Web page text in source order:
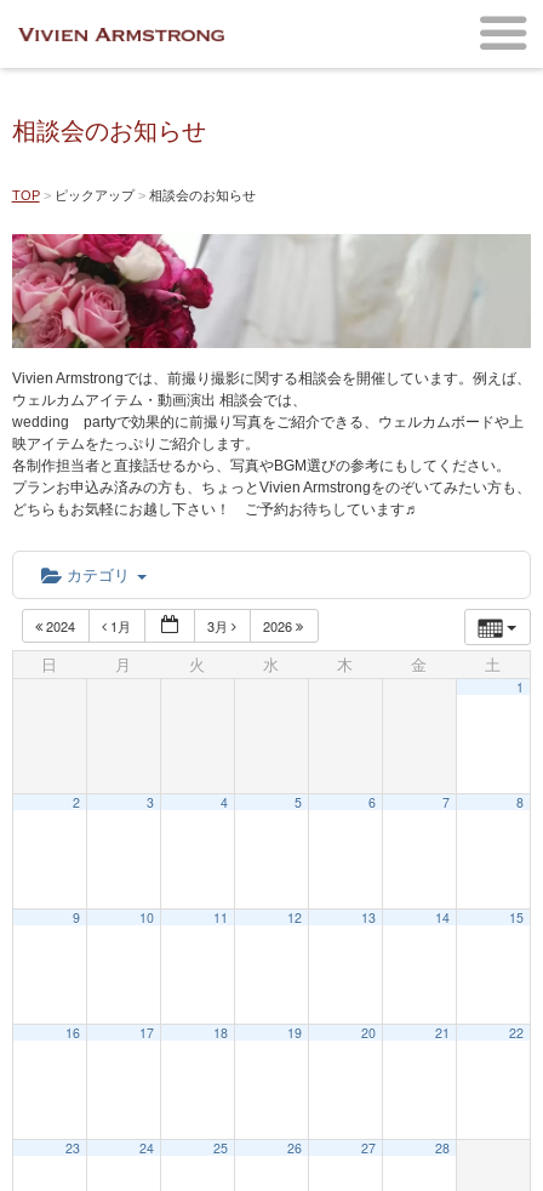
相談会のお知らせ
TOP ピックアップ 相談会のお知らせ
Vivien Armstrongでは、前撮り撮影に関する相談会を開催しています。例えば、
ウェルカムアイテム・動画演出 相談会では、
wedding partyで効果的に前撮り写真をご紹介できる、ウェルカムボードや上
映アイテムをたっぷりご紹介します。
各制作担当者と直接話せるから、写真やBGM選びの参考にもしてください。
プランお申込み済みの方も、ちょっとVivien Armstrongをのぞいてみたい方も、
どちらもお気軽にお越し下さい！ ご予約お待ちしています♬
カテゴリ
2024 1月 3月 2026
日 月 火 水 木 金 土
1
2 3 4 5 6 7 8
9 10 11 12 13 14 15
16 17 18 19 20 21 22
23 24 25 26 27 28